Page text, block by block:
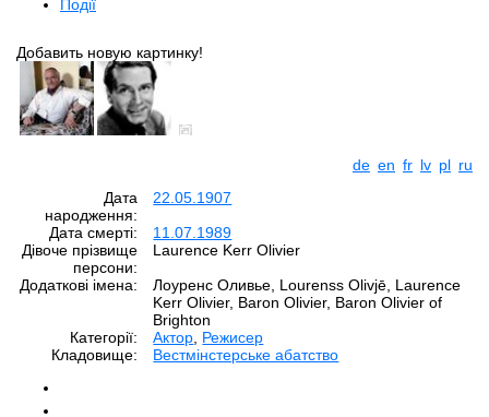
Події
Добавить новую картинку!
de en fr lv pl ru
Дата
народження:
22.05.1907
Дата смерті:
11.07.1989
Дівоче прізвище
персони:
Laurence Kerr Olivier
Додаткові імена:
Лоуренс Оливье, Lourenss Olivjē, Laurence
Kerr Olivier, Baron Olivier, Baron Olivier of
Brighton
Категорії:
Aктор Режисер
Кладовище:
Вестмінстерське абатство